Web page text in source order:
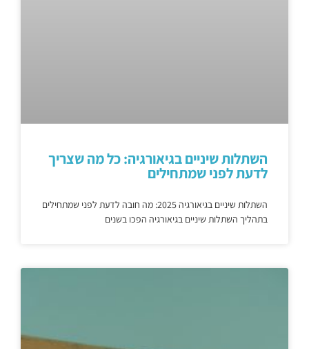
השתלות שיניים בגיאורגיה: כל מה שצריך
לדעת לפני שמתחילים
השתלות שיניים בגיאורגיה 2025: מה חובה לדעת לפני שמתחילים
בתהליך השתלות שיניים בגיאורגיה הפכו בשנים